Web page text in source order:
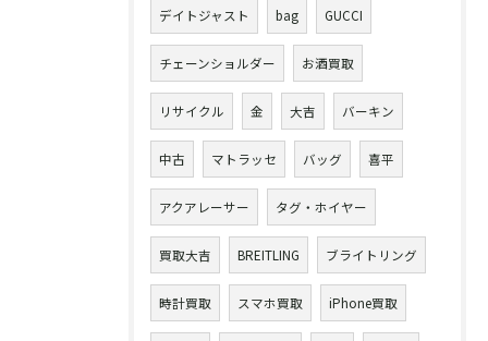
デイトジャスト bag GUCCI
チェーンショルダー お酒買取
リサイクル 金 大吉 バーキン
中古 マトラッセ バッグ 喜平
アクアレーサー タグ・ホイヤー
買取大吉 BREITLING ブライトリング
時計買取 スマホ買取 iPhone買取